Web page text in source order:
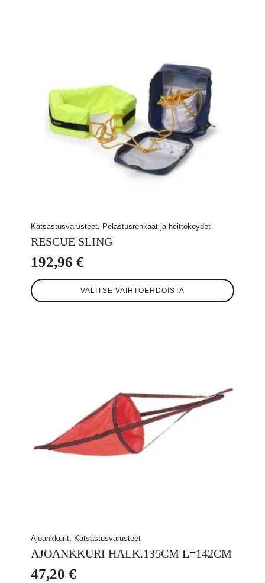
Katsastusvarusteet, Pelastusrenkaat ja heittoköydet
RESCUE SLING
192,96 €
VALITSE VAIHTOEHDOISTA
Tällä
tuotteella
on
Ajoankkurit, Katsastusvarusteet
AJOANKKURI HALK.135CM L=142CM
47,20 €